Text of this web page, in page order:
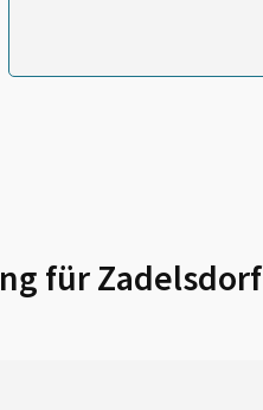
fürZadelsdorf